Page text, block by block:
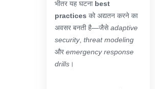
भीतर यह घटना best
practices को अद्यतन करने का
अवसर बनती है—जैसेadaptive
security, threat modeling
और emergency response
drills ।